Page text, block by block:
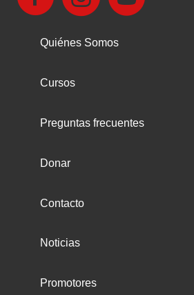
Quiénes Somos
Cursos
Preguntas frecuentes
Donar
Contacto
Noticias
Promotores